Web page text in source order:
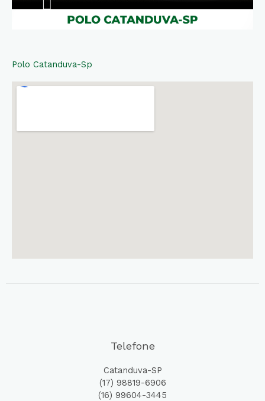
Polo Catanduva-Sp
Telefone
Catanduva-SP
(17) 98819-6906
(16) 99604-3445